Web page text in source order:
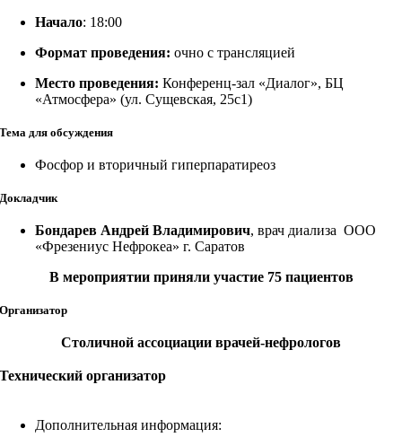
Начало: 18:00
Формат проведения:очно с трансляцией
Место проведения:Конференц-зал «Диалог», БЦ
«Атмосфера» (ул. Сущевская, 25с1)
Тема для обсуждения
Фосфор и вторичный гиперпаратиреоз
Докладчик
Бондарев Андрей Владимирович, врач диализа ООО
«Фрезениус Нефрокеа» г. Саратов
В мероприятии приняли участие 75 пациентов
Организатор
Столичной ассоциации врачей-нефрологов
Технический организатор
Дополнительная информация: